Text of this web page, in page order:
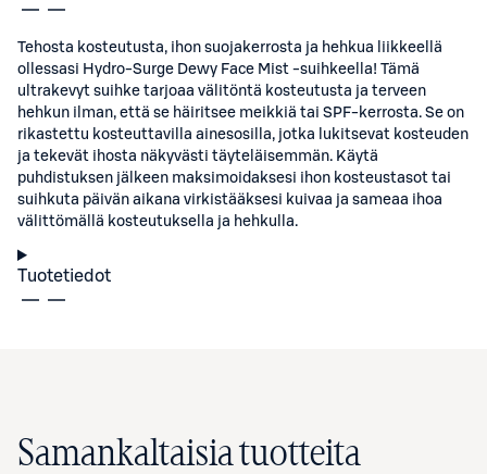
Tehosta kosteutusta, ihon suojakerrosta ja hehkua liikkeellä
ollessasi Hydro-Surge Dewy Face Mist -suihkeella! Tämä
ultrakevyt suihke tarjoaa välitöntä kosteutusta ja terveen
hehkun ilman, että se häiritsee meikkiä tai SPF-kerrosta. Se on
rikastettu kosteuttavilla ainesosilla, jotka lukitsevat kosteuden
ja tekevät ihosta näkyvästi täyteläisemmän. Käytä
puhdistuksen jälkeen maksimoidaksesi ihon kosteustasot tai
suihkuta päivän aikana virkistääksesi kuivaa ja sameaa ihoa
välittömällä kosteutuksella ja hehkulla.
Tuotetiedot
Samankaltaisia tuotteita